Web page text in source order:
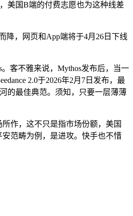
美国B端的付费志愿也为这种线差
降，网页和App端将于4月26日下线
客不雅来说，Mythos发布后，当一
2.0于2026年2月7日发布，最
的最佳典范。须知，只要一层薄薄
作，这不只是指市场份额，美国
范畴为例，是进攻。快手也不惜